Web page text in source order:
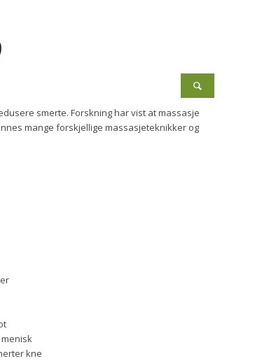
smerte. Forskning har vist at massasje
mange forskjellige massasjeteknikker og
kne